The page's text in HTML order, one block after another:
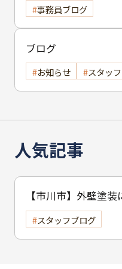
事務員ブログ
ブログ
お知らせ スタッ
人気記事
【市川市】外壁塗
る？ 補助制度と費用
スタッフブログ